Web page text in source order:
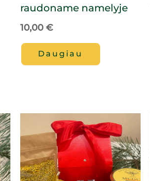
raudoname namelyje
10,00 €
Daugiau